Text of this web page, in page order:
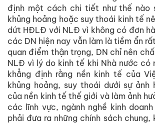
định một cách chi tiết như thế nào
khủng hoảng hoặc suy thoái kinh tế
dứt HĐLĐ với NLĐ vì không có đơn
các DN hiện nay vẫn làm là tiềm ẩn
quan điểm thận trọng, DN chỉ nên
NLĐ vì lý do kinh tế khi Nhà nước có
khẳng định rằng nền kinh tế của
khủng hoảng, suy thoái dưới sự ảnh
của nền kinh tế thế giới và làm ảnh
các lĩnh vực, ngành nghề kinh
phải đưa ra những chính sách